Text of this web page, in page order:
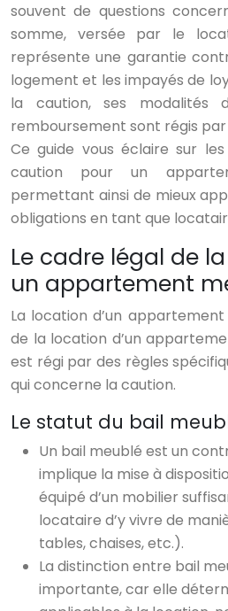
souvent de questions
somme, versée par le
représente une garantie
logement et les impayés de
la caution, ses modalités
remboursement sont régis par
Ce guide vous éclaire sur
caution pour un
permettant ainsi de mieux
obligations en tant que
Le cadre légal de
un appartement
La location d’un
de la location d’un
est régi par des règles
qui concerne la caution.
Le statut du bail
Un bail meublé est un
implique la mise à
équipé d’un mobilier
locataire d’y vivre de
tables, chaises, etc.).
La distinction entre bail
importante, car elle